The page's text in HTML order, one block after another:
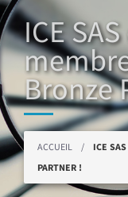
ICE
Bronze
Vous
ACCUEIL /
ICE
PARTNER !